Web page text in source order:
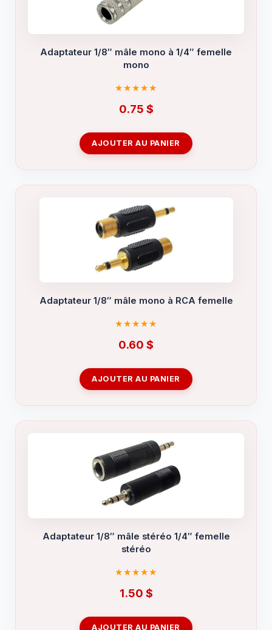
Adaptateur 1/8″ mâle mono à 1/4″ femelle
mono
0.75 $
AJOUTER AU PANIER
Adaptateur 1/8″ mâle mono à RCA femelle
0.60 $
AJOUTER AU PANIER
Adaptateur 1/8″ mâle stéréo 1/4″ femelle
stéréo
1.50 $
AJOUTER AU PANIER